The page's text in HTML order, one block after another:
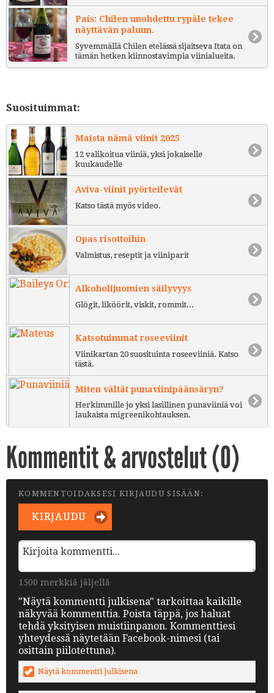
País: Chilen unohdettu rypäle tekee
näyttävän paluun.
Syvemmällä Chilen etelässä sijaitseva Itata on
tämän hetken kiinnostavimpia viinialueita.
Suosituimmat:
Maista nämä viinit 2025
12 valikoitua viiniä, yksi jokaiselle
kuukaudelle
Aviva-viinit pyörteilevät
Katso tästä myös video.
Opas risottoihin
Valmistus, reseptit ja viiniparit
Alkoholijuomien säilyvyys
Glögit, liköörit, viskit, rommit...
Katsotuimmat roseeviinit
Viinikartan 20 suosituinta roseeviiniä. Katso
tästä.
Miten vältät punaviinipäänsäryn?
Herkimmille jo yksi lasillinen punaviiniä voi
laukaista migreenikohtauksen.
Kommentit & arvostelut (0)
KOMMENTOIDAKSESI KIRJAUDU SISÄÄN:
KIRJAUDU
1500 merkkiä jäljellä
"Näytä kommentti julkisena" tarkoittaa kaikille
näkyvää kommenttia. Poista täppä, jos haluat
tehdä yksityisen muistiinpanon. Kommenttiesi
yhteydessä näytetään Facebook-nimesi (tai
osittain piilotettuna).
Näytä kommentti julkisena